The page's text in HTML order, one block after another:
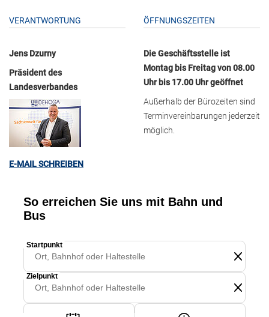
VERANTWORTUNG
Jens Dzurny
Präsident des
Landesverbandes
E-MAIL SCHREIBEN
ÖFFNUNGSZEITEN
Die Geschäftsstelle ist
Montag bis Freitag von 08.00
Uhr bis 17.00 Uhr geöffnet
Außerhalb der Bürozeiten sind
Terminvereinbarungen jederzeit
möglich.